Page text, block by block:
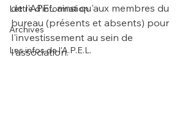
Lettre d'information
Archives
Les infos de l'A.P.E.L.
de l'APEL ainsi qu'aux membres du
bureau (présents et absents) pour
l'investissement au sein de
l'association.